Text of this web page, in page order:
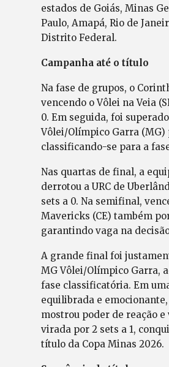
estados de Goiás, Minas
Paulo, Amapá, Rio de
Distrito Federal.
Campanha até o título
Na fase de grupos, o
vencendo o Vôlei na Veia
0. Em seguida, foi
Vôlei/Olímpico Garra (MG)
classificando-se para a
Nas quartas de final, a
derrotou a URC de
sets a 0. Na semifinal,
Mavericks (CE) também
garantindo vaga na
A grande final foi
MG Vôlei/Olímpico Garra,
fase classificatória. Em
equilibrada e
mostrou poder de reação e
virada por 2 sets a 1,
título da Copa Minas 2026.